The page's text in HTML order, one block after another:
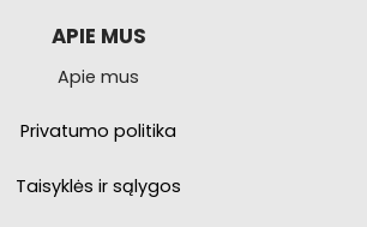
APIE MUS
Apie mus
Privatumo politika
Taisyklės ir sąlygos